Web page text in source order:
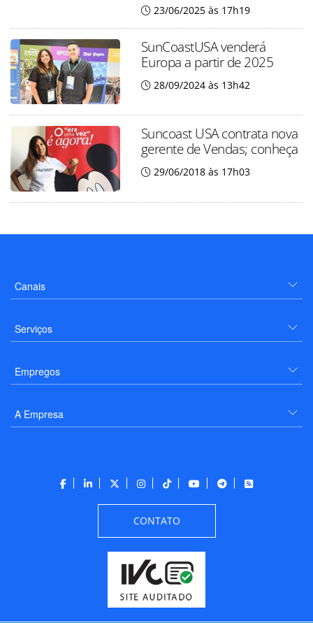
23/06/2025 às 17h19
SunCoastUSA venderá
Europa a partir de 2025
28/09/2024 às 13h42
Suncoast USA contrata nova
gerente de Vendas; conheça
29/06/2018 às 17h03
Canais
Serviços
Empregos
A Empresa
CONTATO